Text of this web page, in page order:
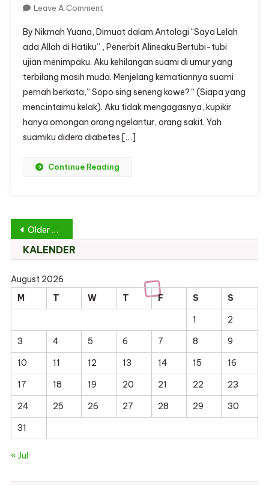
Leave A CommentOn
ALLAH
DI
NADIKU
By Nikmah Yuana, Dimuat dalam Antologi “Saya Lelah
ada Allah di Hatiku” , Penerbit Alineaku Bertubi-tubi
ujian menimpaku. Aku kehilangan suami di umur yang
terbilang masih muda. Menjelang kematiannya suami
pernah berkata,” Sopo sing seneng kowe? “ (Siapa yang
mencintaimu kelak). Aku tidak mengagasnya, kupikir
hanya omongan orang ngelantur, orang sakit. Yah
suamiku didera diabetes […]
Continue Reading
Posts
navigation
Older posts
KALENDER
August 2026
M
T W T F S
S
1
2
3
4 5 6 7 8
9
10
11 12 13 14 15
16
17
18 19 20 21 22
23
24
25 26 27 28 29
30
31
« Jul